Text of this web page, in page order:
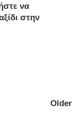
να
στην
Older